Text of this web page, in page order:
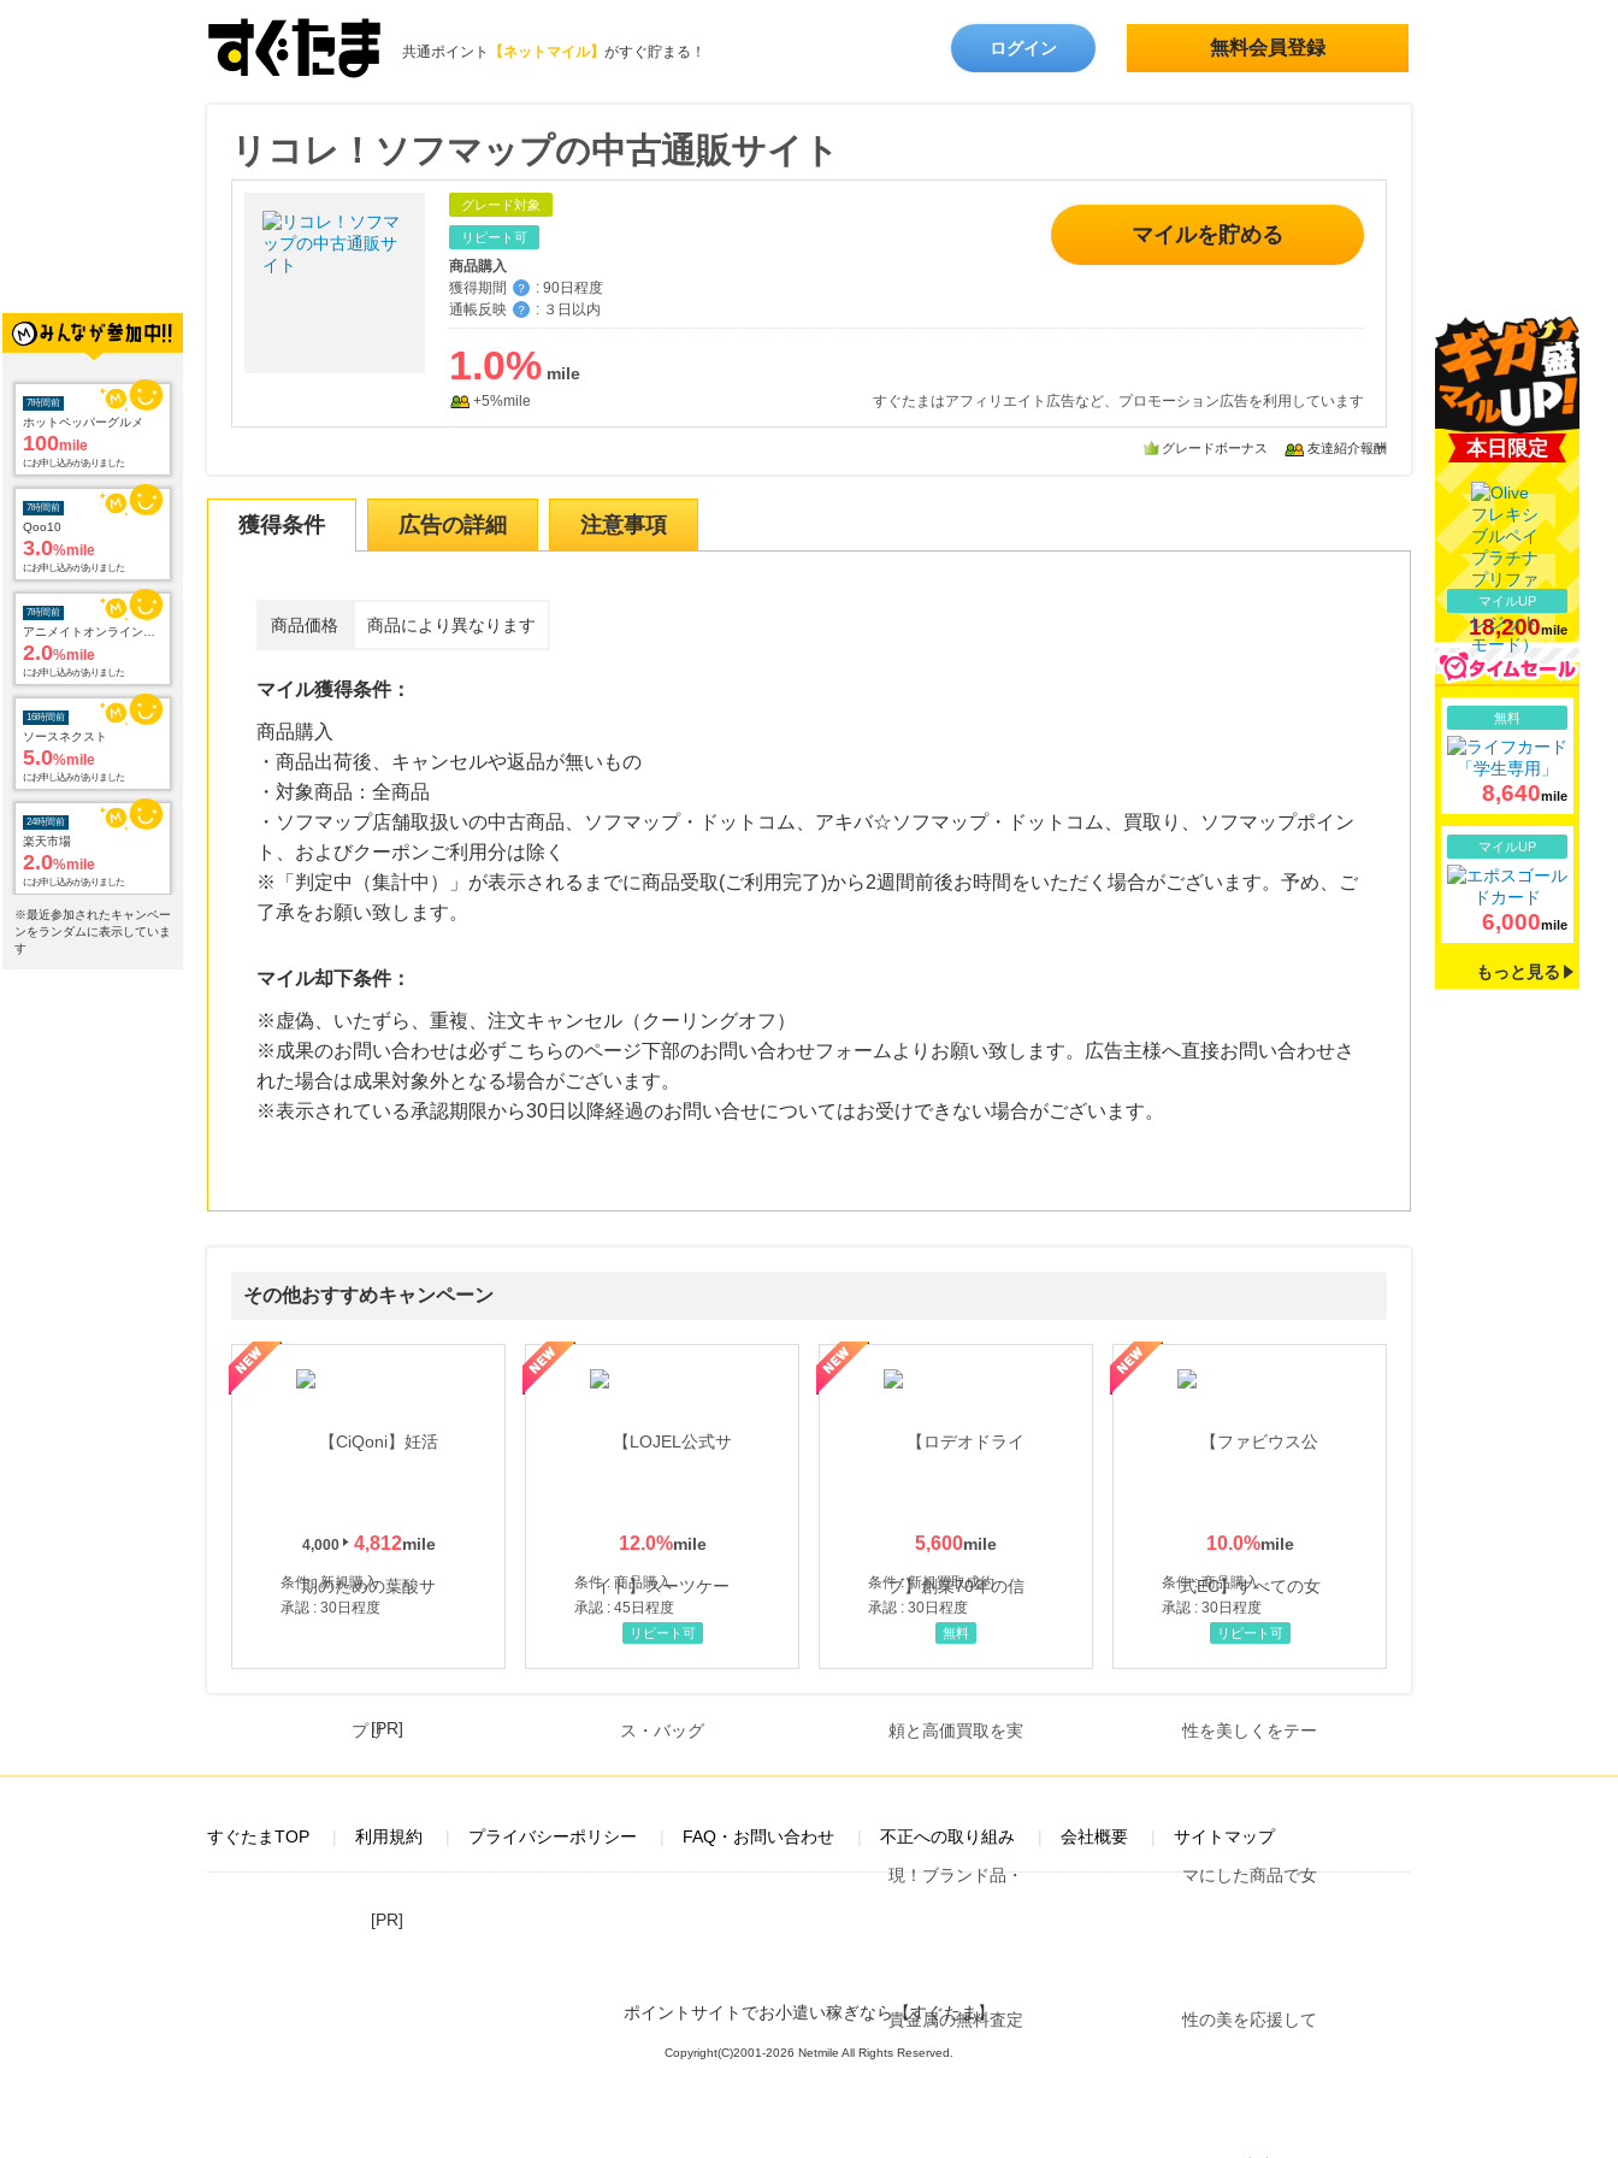
共通ポイント 【ネットマイル】 がすぐ貯まる！ ログイン 無料会員登録
7時間前
ホットペッパーグルメ
100mile
にお申し込みがありました
7時間前
Qoo10
3.0%mile
にお申し込みがありました
7時間前
2.0%mile
にお申し込みがありました
16時間前
ソースネクスト
5.0%mile
にお申し込みがありました
24時間前
楽天市場
2.0%mile
にお申し込みがありました
24時間前
楽天ブックス
※最近参加されたキャンペー
ンをランダムに表示していま
す
リコレ！ソフマップの中古通販サイト
グレード対象
リピート可
商品購入
獲得期間
？ : 90日程度
通帳反映
？ : ３日以内
マイルを貯める
1.0%
+5%mile すぐたまはアフィリエイト広告など、プロモーション広告を利用しています
グレードボーナス 友達紹介報酬
獲得条件 広告の詳細 注意事項
商品価格 商品により異なります
マイル獲得条件：
商品購入
・商品出荷後、キャンセルや返品が無いもの
・対象商品：全商品
・ソフマップ店舗取扱いの中古商品、ソフマップ・ドットコム、アキバ☆ソフマップ・ドットコム、買取り、ソフマップポイン
ト、およびクーポンご利用分は除く
※「判定中（集計中）」が表示されるまでに商品受取(ご利用完了)から2週間前後お時間をいただく場合がございます。予め、ご
了承をお願い致します。
マイル却下条件：
※虚偽、いたずら、重複、注文キャンセル（クーリングオフ）
※成果のお問い合わせは必ずこちらのページ下部のお問い合わせフォームよりお願い致します。広告主様へ直接お問い合わせさ
れた場合は成果対象外となる場合がございます。
※表示されている承認期限から30日以降経過のお問い合せについてはお受けできない場合がございます。
その他おすすめキャンペーン
4,000 4,812
条件 : 新規購入
承認 : 30日程度
12.0%
条件 : 商品購入
承認 : 45日程度
リピート可
5,600
条件 : 新規買取成約
承認 : 30日程度
【ロデオドライブ】創業70年の信頼と高価買取を実現！ブランド品・貴金属の無料査定
無料
10.0%
条件 : 商品購入
承認 : 30日程度
【ファビウス公式EC】すべての女性を美しくをテーマにした商品で女性の美を応援しています
リピート可
本日限定
マイルUP
18,200mile
無料
8,640mile
マイルUP
6,000mile
もっと見る
[PR]
すぐたまTOP 利用規約 プライバシーポリシー FAQ・お問い合わせ 不正への取り組み 会社概要 サイトマップ
[PR]
ポイントサイトでお小遣い稼ぎなら【すぐたま】
Copyright(C)2001-2026 Netmile All Rights Reserved.